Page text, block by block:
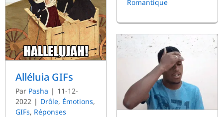
Romantique
Alléluia GIFs
Par Pasha | 11-12-
2022 | Drôle, Émotions,
GIFs, Réponses